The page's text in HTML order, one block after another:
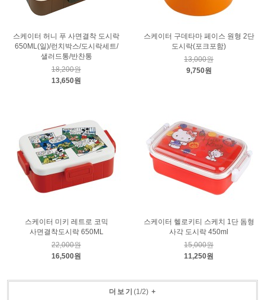
스케이터 허니 푸 사면결착 도시락
650ML(일)/런치박스/도시락세트/
샐러드통/반찬통
18,200원
13,650원
스케이터 구데타마 페이스 원형 2단
도시락(포크포함)
13,000원
9,750원
스케이터 미키 레트로 코믹
사면결착도시락 650ML
22,000원
16,500원
스케이터 헬로키티 스케치 1단 돔형
사각 도시락 450ml
15,000원
11,250원
더보기 (1/2)+